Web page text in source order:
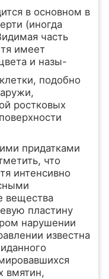
в основном в
(иногда
часть
имеет
и назы-
подобно
ростковых
придатками
что
интенсивно
вещества
пластину
нарушении
известна
вмятин,